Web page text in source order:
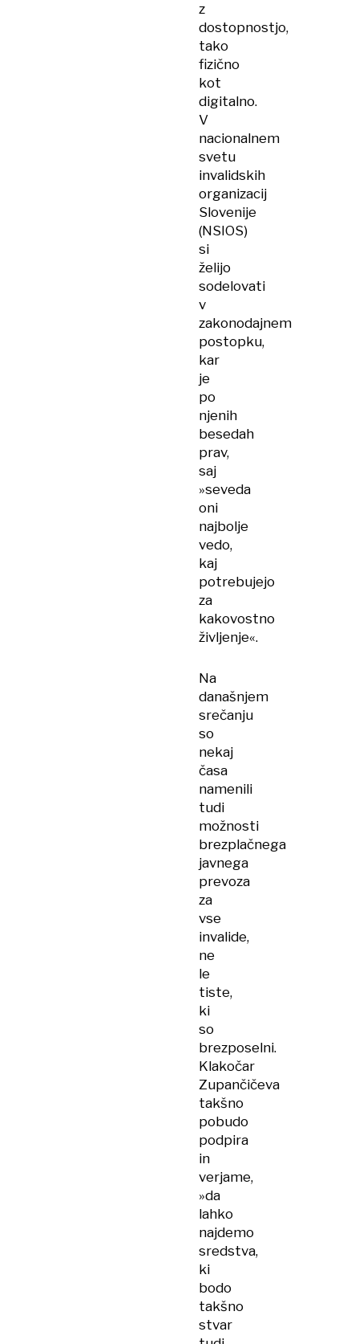
z
dostopnostjo,
tako
fizično
kot
digitalno.
V
nacionalnem
svetu
invalidskih
organizacij
Slovenije
(NSIOS)
si
želijo
sodelovati
v
zakonodajnem
postopku,
kar
je
po
njenih
besedah
prav,
saj
»seveda
oni
najbolje
vedo,
kaj
potrebujejo
za
kakovostno
življenje«.
Na
današnjem
srečanju
so
nekaj
časa
namenili
tudi
možnosti
brezplačnega
javnega
prevoza
za
vse
invalide,
ne
le
tiste,
ki
so
brezposelni.
Klakočar
Zupančičeva
takšno
pobudo
podpira
in
verjame,
»da
lahko
najdemo
sredstva,
ki
bodo
takšno
stvar